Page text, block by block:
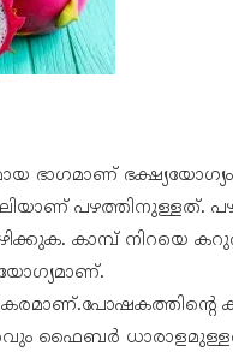
ഭാഗമാണ്
പഴത്തിനുള്ളത്.
കാമ്പ് നിറയെ
ഫൈബർ